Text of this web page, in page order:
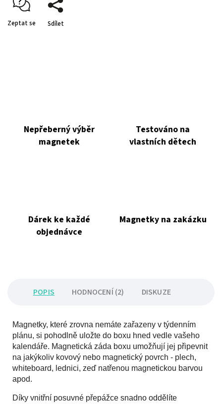
Zeptat se Sdílet
Nepřeberný výběr
magnetek
Testováno na
vlastních dětech
Dárek ke každé
objednávce
Magnetky na zakázku
POPIS HODNOCENÍ (2) DISKUZE
Magnetky, které zrovna nemáte zařazeny v týdenním
plánu, si pohodlně uložte do boxu hned vedle vašeho
kalendáře. Magnetická záda boxu umožňují jej připevnit
na jakýkoliv kovový nebo magnetický povrch - plech,
whiteboard, lednici, zeď natřenou magnetickou barvou
apod.
Díky vnitřní posuvné přepážce snadno oddělíte